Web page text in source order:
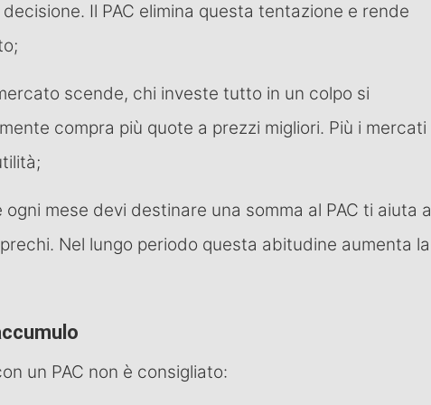
Il PAC elimina questa tentazione e rende
scende, chi investe tutto in un colpo si
compra più quote a prezzi migliori. Più i mercati
ogni mese devi destinare una somma al PAC ti aiuta a
Nel lungo periodo questa abitudine aumenta la
un PAC non è consigliato: